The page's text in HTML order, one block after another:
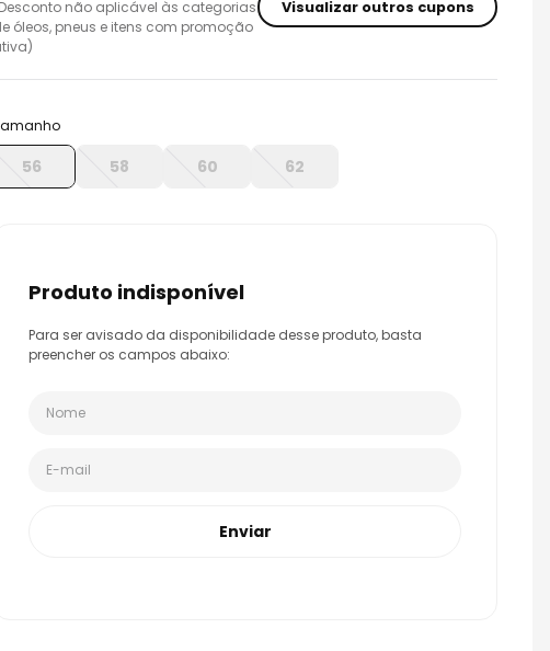
não aplicável às categorias
óleos, pneus e itens com promoção
Visualizar outros cupons
56 58 60 62
produto indisponível
Para ser avisado da disponibilidade desse produto, basta
preencher os campos abaixo:
Enviar